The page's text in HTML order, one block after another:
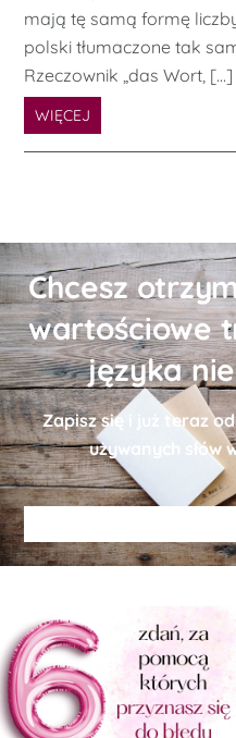
mają tę samą formę
polski tłumaczone tak
Rzeczownik „das Wort, […]
WIĘCEJ
Chcesz
wartościowe
języka
Zapisz się i już teraz
używanych słów